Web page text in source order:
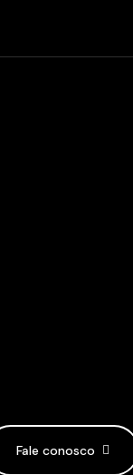
Fale conosco